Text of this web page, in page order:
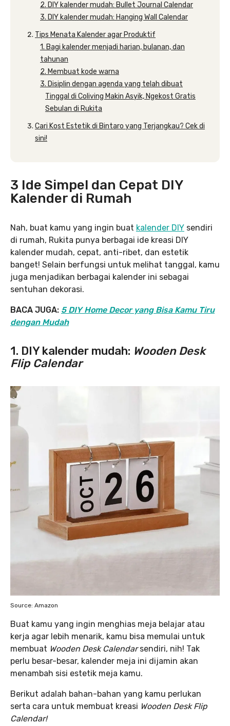
2. DIY kalender mudah: Bullet Journal Calendar
3. DIY kalender mudah: Hanging Wall Calendar
Tips Menata Kalender agar Produktif
1. Bagi kalender menjadi harian, bulanan, dan
tahunan
2. Membuat kode warna
3. Disiplin dengan agenda yang telah dibuat
Tinggal di Coliving Makin Asyik, Ngekost Gratis
Sebulan di Rukita
Cari Kost Estetik di Bintaro yang Terjangkau? Cek di
sini!
3 Ide Simpel dan Cepat DIY
Kalender di Rumah
Nah, buat kamu yang ingin buat kalender DIY sendiri
di rumah, Rukita punya berbagai ide kreasi DIY
kalender mudah, cepat, anti-ribet, dan estetik
banget! Selain berfungsi untuk melihat tanggal, kamu
juga menjadikan berbagai kalender ini sebagai
sentuhan dekorasi.
BACA JUGA: 5 DIY Home Decor yang Bisa Kamu Tiru
dengan Mudah
1. DIY kalender mudah: Wooden Desk
Flip Calendar
Source: Amazon
Buat kamu yang ingin menghias meja belajar atau
kerja agar lebih menarik, kamu bisa memulai untuk
membuat Wooden Desk Calendarsendiri, nih! Tak
perlu besar-besar, kalender meja ini dijamin akan
menambah sisi estetik meja kamu.
Berikut adalah bahan-bahan yang kamu perlukan
serta cara untuk membuat kreasi Wooden Desk Flip
Calendar!